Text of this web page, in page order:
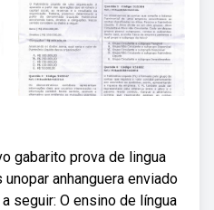
gabarito prova de lingua
anhanguera enviado
seguir: O ensino de língua